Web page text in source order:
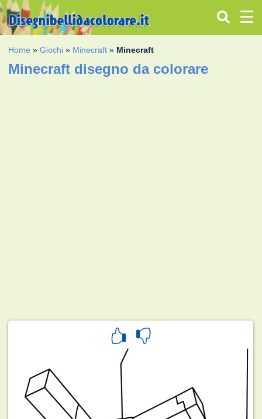
Home »Giochi » Minecraft » Minecraft
Minecraft disegno da colorare